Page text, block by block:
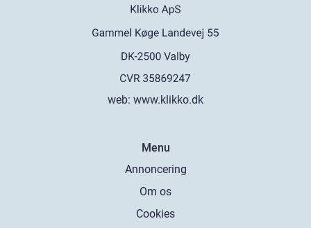
web: www.klikko.dk
Menu
Annoncering
Om os
Cookies